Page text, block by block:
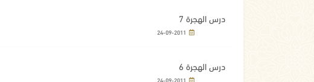
درس الهجرة 7
درس الهجرة 6